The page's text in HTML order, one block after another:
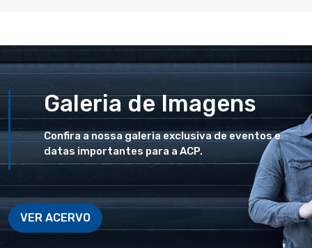
Galeria de Imagens
Confira a nossa galeria exclusiva de eventos e
datas importantes para a ACP.
VER ACERVO